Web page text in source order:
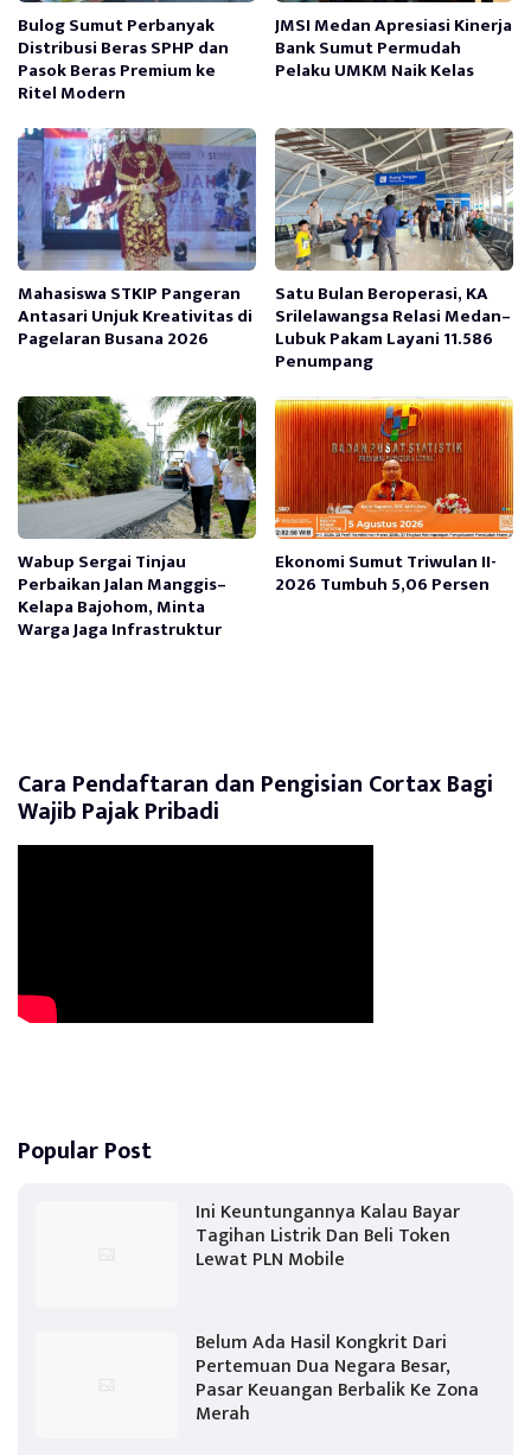
Bulog Sumut Perbanyak
Distribusi Beras SPHP dan
Pasok Beras Premium ke
Ritel Modern
JMSI Medan Apresiasi Kinerja
Bank Sumut Permudah
Pelaku UMKM Naik Kelas
Mahasiswa STKIP Pangeran
Antasari Unjuk Kreativitas di
Pagelaran Busana 2026
Satu Bulan Beroperasi, KA
Srilelawangsa Relasi Medan–
Lubuk Pakam Layani 11.586
Penumpang
Wabup Sergai Tinjau
Perbaikan Jalan Manggis–
Kelapa Bajohom, Minta
Warga Jaga Infrastruktur
Ekonomi Sumut Triwulan II-
2026 Tumbuh 5,06 Persen
Cara Pendaftaran dan Pengisian Cortax Bagi
Wajib Pajak Pribadi
Popular Post
Ini Keuntungannya Kalau Bayar
Tagihan Listrik Dan Beli Token
Lewat PLN Mobile
Belum Ada Hasil Kongkrit Dari
Pertemuan Dua Negara Besar,
Pasar Keuangan Berbalik Ke Zona
Merah